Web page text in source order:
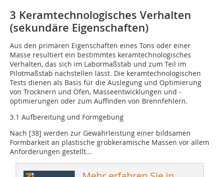
3 Keramtechnologisches Verhalten
(sekundäre Eigenschaften)
Aus den primären Eigenschaften eines Tons oder einer
Masse resultiert ein bestimmtes keramtechnologisches
Verhalten, das sich im Labormaßstab und zum Teil im
Pilotmaßstab nachstellen lässt. Die keramtechnologischen
Tests dienen als Basis für die Auslegung und Optimierung
von Trocknern und Öfen, Masseentwicklungen und -
optimierungen oder zum Auffinden von Brennfehlern.
3.1 Aufbereitung und Formgebung
Nach [38] werden zur Gewährleistung einer bildsamen
Formbarkeit an plastische grobkeramische Massen vor allem
Anforderungen gestellt...